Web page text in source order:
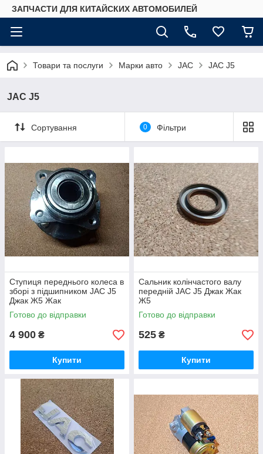
ЗАПЧАСТИ ДЛЯ КИТАЙСКИХ АВТОМОБИЛЕЙ
Товари та послуги Марки авто JAC JAC J5
JAC J5
Сортування 0 Фільтри
Ступиця переднього колеса в
зборі з підшипником JAC J5
Джак Ж5 Жак
Готово до відправки
4 900 ₴
Купити
Сальник колінчастого валу
передній JAC J5 Джак Жак
Ж5
Готово до відправки
525 ₴
Купити